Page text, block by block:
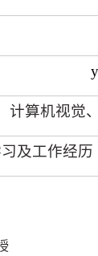
计算机视觉
及工作经历